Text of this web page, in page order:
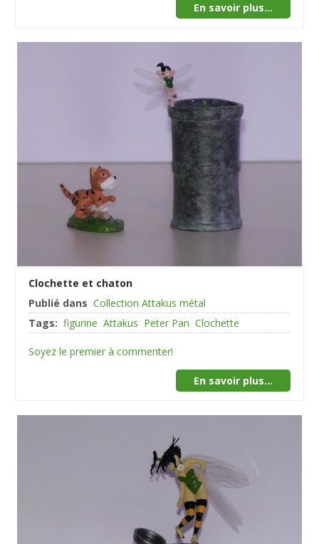
En savoir plus...
Clochette et chaton
Publié dans Collection Attakus métal
Tags: figurine Attakus Peter Pan Clochette
Soyez le premier à commenter!
En savoir plus...